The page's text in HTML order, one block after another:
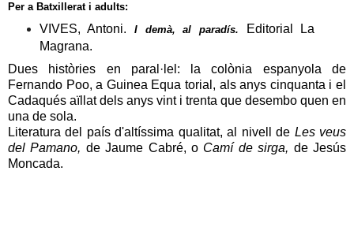
Per a Batxillerat i adults:
VIVES, Antoni. I demà, al paradís. Editorial
La
Magrana.
Dues històries en paral·lel: la colònia espanyola de
Fernando Poo, a Guinea Equa torial, als anys cinquanta i el
Cadaqués aïllat dels anys vint i trenta que desembo quen en
una de sola.
Literatura del país d'altíssima qualitat, al nivell de Les veus
del Pamano, de Jaume Cabré, o Camí de sirga, de Jesús
Moncada.